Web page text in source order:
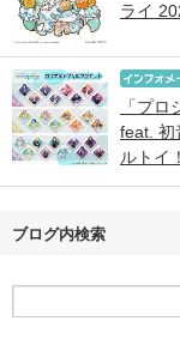
ライ
「プ
feat. 初
ルトイ！
ブログ内検索